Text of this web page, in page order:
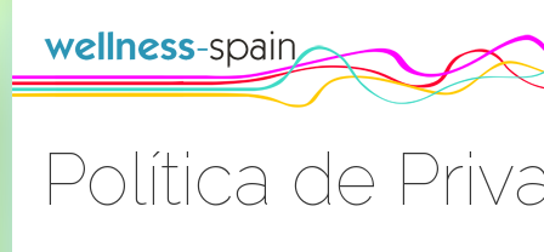
Política de